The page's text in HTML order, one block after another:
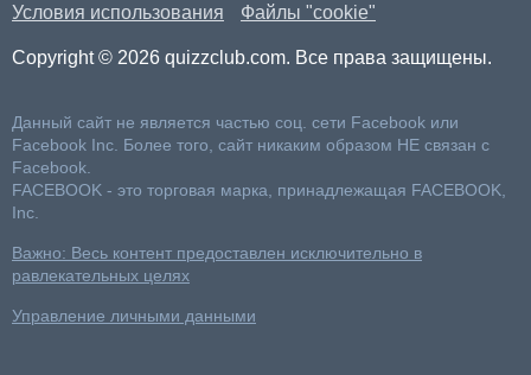
Условия использования
Файлы "cookie"
Copyright © 2026 quizzclub.com. Все права защищены.
Данный сайт не является частью соц. сети Facebook или
Facebook Inc. Более того, сайт никаким образом НЕ связан с
Facebook.
FACEBOOK - это торговая марка, принадлежащая FACEBOOK,
Inc.
Важно: Весь контент предоставлен исключительно в
равлекательных целях
Управление личными данными